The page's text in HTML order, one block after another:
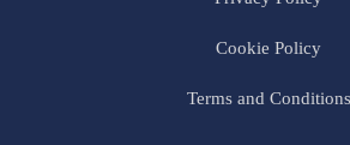
Cookie Policy
Terms and Conditions